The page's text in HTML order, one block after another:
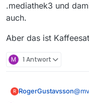
.mediathek3 und
auch.
Aber das ist
M 1 Antwort
R RogerGustavsson@